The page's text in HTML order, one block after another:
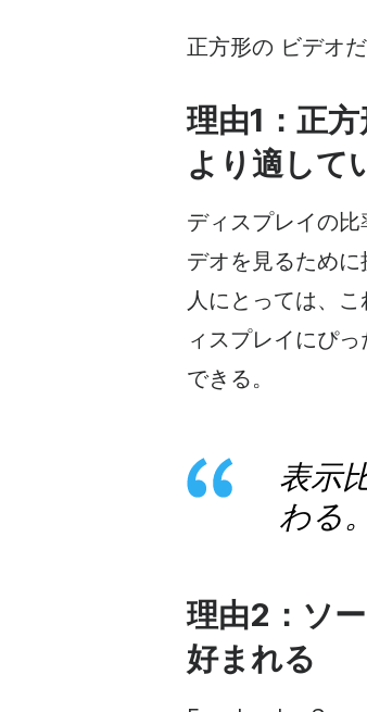
正方形の ビデオだ
理由1：正
より適して
ディスプレイの比
デオを 見るため
人にとっては、こ
ィスプレイにぴ
できる。
表示
わる。
理由2： ソ
好まれる